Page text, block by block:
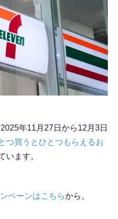
年11月27日から12月3日
つ買うとひとつもらえるお
います。
ペーンはこちらから。